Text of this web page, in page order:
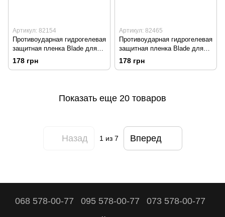
Артикул: 82154
Противоударная гидрогелевая
защитная пленка Blade для
Samsung Galaxy
A71/M51/M52/M62/Note 10 Lite
178 грн
Артикул: 82465
Противоударная гидрогелевая
защитная пленка Blade для
Samsung A52/A52 5G/A52s
Galaxy A525/A526/A528
178 грн
Показать еще 20 товаров
Назад 1из 7 Вперед
068 578-00-77 095 578-00-77 073 578-00-77